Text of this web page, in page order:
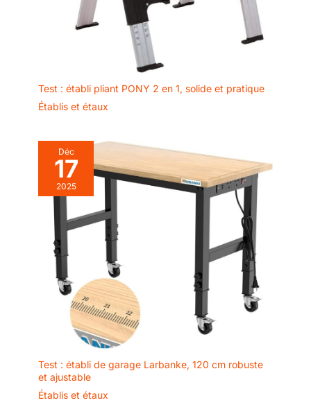
Test : établi pliant PONY 2 en 1, solide et pratique
Établis et étaux
Déc
17
2025
Test : établi de garage Larbanke, 120 cm robuste
et ajustable
Établis et étaux